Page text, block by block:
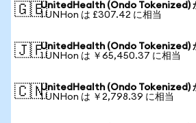
🇬🇧UnitedHealth (Ondo Tokenized)
1 UNHon は £307.42 に相当
🇯🇵UnitedHealth (Ondo Tokenized)
1 UNHon は ￥65,450.37 に相当
🇨🇳UnitedHealth (Ondo Tokenized)
1 UNHon は ￥2,798.39 に相当